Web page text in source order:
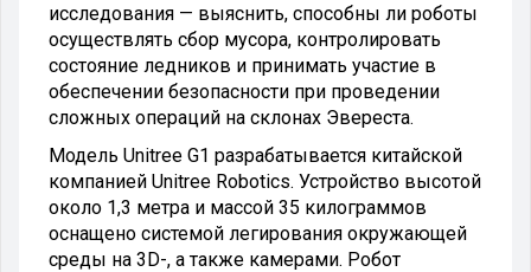
исследования — выяснить, способны ли роботы
осуществлять сбор мусора, контролировать
состояние ледников и принимать участие в
обеспечении безопасности при проведении
сложных операций на склонах Эвереста.
Модель Unitree G1 разрабатывается китайской
компанией Unitree Robotics. Устройство высотой
около 1,3 метра и массой 35 килограммов
оснащено системой легирования окружающей
среды на 3D-, а также камерами. Робот